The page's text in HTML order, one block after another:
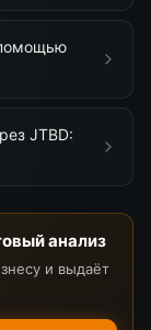
JTBD:
анализ
и выдаёт